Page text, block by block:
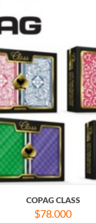
COPAG CLASS
$78.000